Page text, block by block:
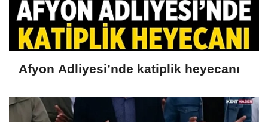
Afyon Adliyesi’nde katiplik heyecanı